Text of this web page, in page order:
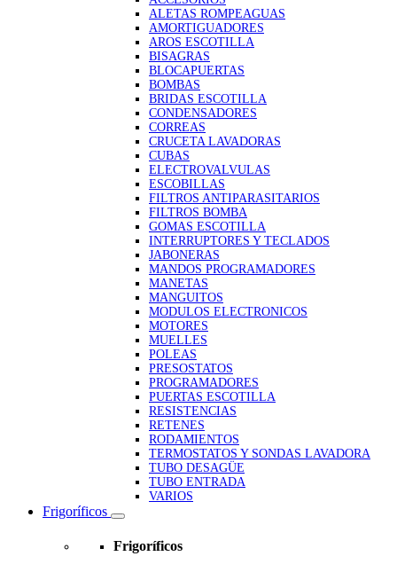
ALETAS ROMPEAGUAS
AMORTIGUADORES
AROS ESCOTILLA
BISAGRAS
BLOCAPUERTAS
BOMBAS
BRIDAS ESCOTILLA
CONDENSADORES
CORREAS
CRUCETA LAVADORAS
CUBAS
ELECTROVALVULAS
ESCOBILLAS
FILTROS ANTIPARASITARIOS
FILTROS BOMBA
GOMAS ESCOTILLA
INTERRUPTORES Y TECLADOS
JABONERAS
MANDOS PROGRAMADORES
MANETAS
MANGUITOS
MODULOS ELECTRONICOS
MOTORES
MUELLES
POLEAS
PRESOSTATOS
PROGRAMADORES
PUERTAS ESCOTILLA
RESISTENCIAS
RETENES
RODAMIENTOS
TERMOSTATOS Y SONDAS LAVADORA
TUBO DESAGÜE
TUBO ENTRADA
VARIOS
Frigoríficos
Frigoríficos